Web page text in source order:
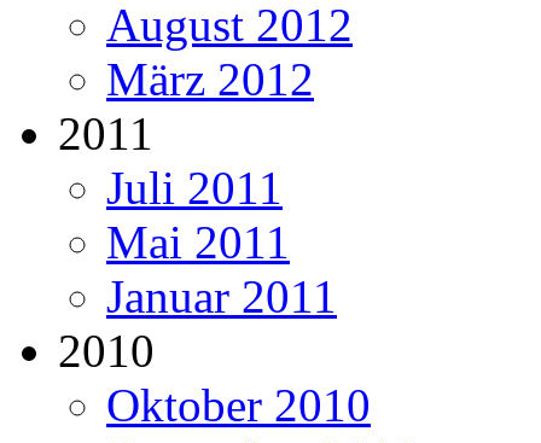
August 2012
März 2012
2011
Juli 2011
Mai 2011
Januar 2011
2010
Oktober 2010